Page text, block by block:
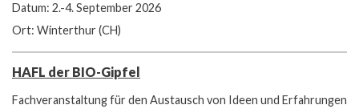
Datum: 2.-4. September 2026
Ort: Winterthur (CH)
HAFL der BIO-Gipfel
Fachveranstaltung für den Austausch von Ideen und Erfahrungen